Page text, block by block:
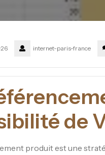
internet-paris-france
de
produit est une